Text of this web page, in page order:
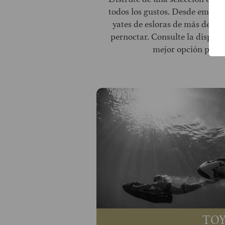
todos los gustos. Desde
yates de esloras de más de
pernoctar. Consulte la
mejor opción para